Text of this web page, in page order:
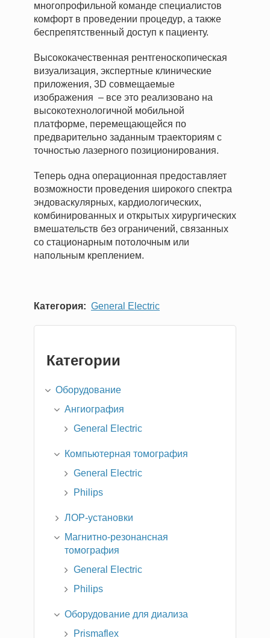
многопрофильной команде специалистов
комфорт в проведении процедур, а также
беспрепятственный доступ к пациенту.
Высококачественная рентгеноскопическая
визуализация, экспертные клинические
приложения, 3D совмещаемые
изображения – все это реализовано на
высокотехнологичной мобильной
платформе, перемещающейся по
предварительно заданным траекториям с
точностью лазерного позиционирования.
Теперь одна операционная предоставляет
возможности проведения широкого спектра
эндоваскулярных, кардиологических,
комбинированных и открытых хирургических
вмешательств без ограничений, связанных
со стационарным потолочным или
напольным креплением.
Категория General Electric
Категории
Оборудование
Ангиография
General Electric
Компьютерная томография
General Electric
Philips
ЛОР-установки
Магнитно-резонансная
томография
General Electric
Philips
Оборудование для диализа
Prismaflex